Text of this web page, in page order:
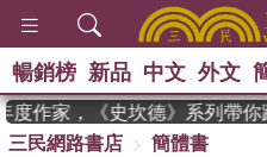
暢銷榜 新品 中文 外文
作家，《史坎德》系列帶你
三民網路書店
簡體書